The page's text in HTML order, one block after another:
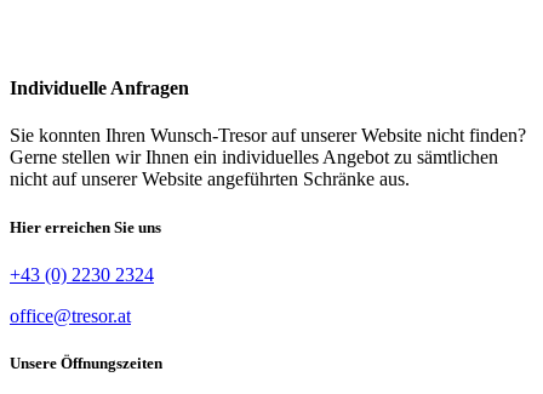
Individuelle Anfragen
Sie konnten Ihren Wunsch-Tresor auf unserer Website nicht finden?
Gerne stellen wir Ihnen ein individuelles Angebot zu sämtlichen
nicht auf unserer Website angeführten Schränke aus.
Hier erreichen Sie uns
+43 (0) 2230 2324
office@tresor.at
Unsere Öffnungszeiten